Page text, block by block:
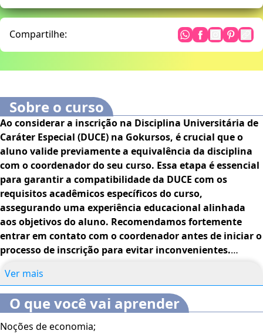
Compartilhe:
Sobre o curso
Ao considerar a inscrição na Disciplina Universitária de
Caráter Especial (DUCE) na Gokursos, é crucial que o
aluno valide previamente a equivalência da disciplina
com o coordenador do seu curso. Essa etapa é essencial
para garantir a compatibilidade da DUCE com os
requisitos acadêmicos específicos do curso,
assegurando uma experiência educacional alinhada
aos objetivos do aluno. Recomendamos fortemente
entrar em contato com o coordenador antes de iniciar o
processo de inscrição para evitar inconvenientes.
adicionais.
DURAÇÃO
60 horas.
Ver mais
O que você vai aprender
Noções de economia;